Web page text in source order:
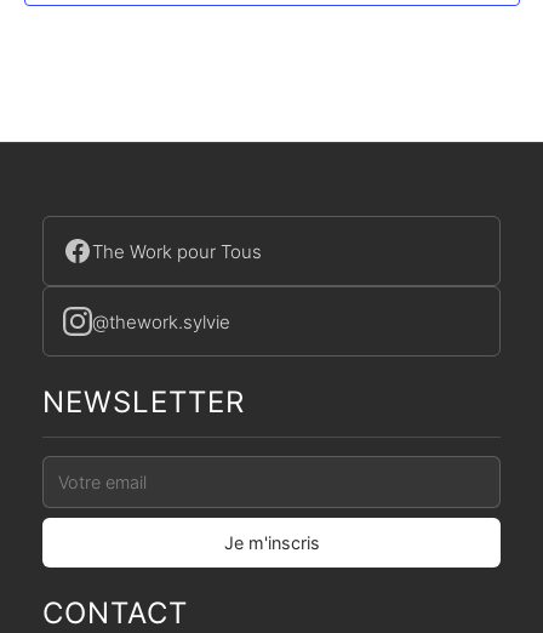
The Work pour Tous
@thework.sylvie
NEWSLETTER
CONTACT